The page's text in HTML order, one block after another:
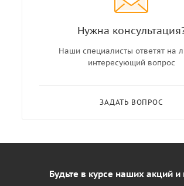
Нужна
Наши специалисты ответят на
интересующий вопрос
ЗАДАТЬ ВОПРОС
Будьте в курсе наших акций и